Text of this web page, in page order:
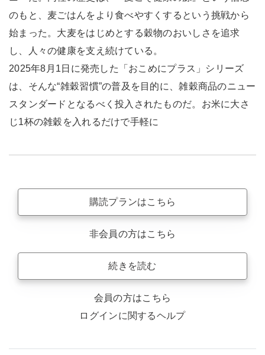
のもと、麦ごはんをより食べやすくするという挑戦から
始まった。大麦をはじめとする穀物のおいしさを追求
し、人々の健康を支え続けている。
2025年8月1日に発売した「おこめにプラス」シリーズ
は、そんな“雑穀習慣”の普及を目的に、雑穀商品のニュー
スタンダードとなるべく投入されたものだ。お米に大さ
じ1杯の雑穀を入れるだけで手軽に
購読プランはこちら
非会員の方はこちら
続きを読む
会員の方はこちら
ログインに関するヘルプ